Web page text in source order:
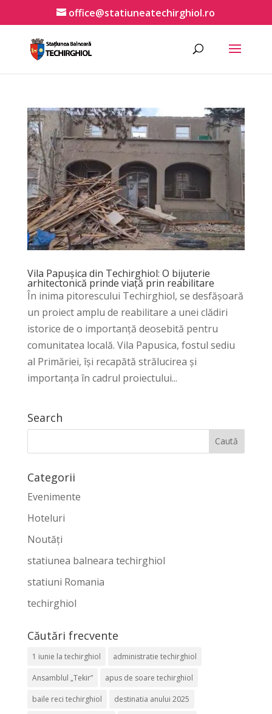
office@statiuneatechirghiol.ro
Vila Papușica din Techirghiol: O bijuterie
arhitectonică prinde viață prin reabilitare
În inima pitorescului Techirghiol, se desfășoară
un proiect amplu de reabilitare a unei clădiri
istorice de o importanță deosebită pentru
comunitatea locală. Vila Papusica, fostul sediu
al Primăriei, își recapătă strălucirea și
importanța în cadrul proiectului...
Search
Categorii
Evenimente
Hoteluri
Noutăți
statiunea balneara techirghiol
statiuni Romania
techirghiol
Căutări frecvente
1 iunie la techirghiol administratie techirghiol
Ansamblul „Tekir” apus de soare techirghiol
baile reci techirghiol destinatia anului 2025